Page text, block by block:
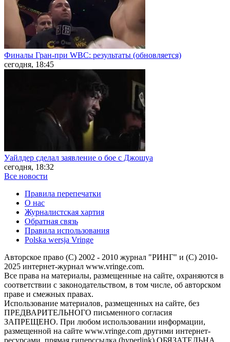
Финалы Гран-при WBC: результаты (обновляется)
сегодня, 18:45
Уайлдер сделал заявление о бое с Джошуа
сегодня, 18:32
Все новости
Правила перепечатки
О нас
Журналистская хартия
Обратная связь
Правила использования
Polska wersja Vringe
Авторское право (С) 2002 - 2010 журнал "РИНГ" и (С) 2010-
2025 интернет-журнал www.vringe.com.
Все права на материалы, размещенные на сайте, охраняются в
соответствии с законодательством, в том числе, об авторском
праве и смежных правах.
Использование материалов, размещенных на сайте, без
ПРЕДВАРИТЕЛЬНОГО письменного согласия
ЗАПРЕЩЕНО. При любом использовании информации,
размещенной на сайте www.vringe.com другими интернет-
ресурсами, прямая гиперссылка (hyperlink) ОБЯЗАТЕЛЬНА.